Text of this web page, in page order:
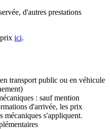
d'autres prestations
ici.
transport public ou en véhicule
: sauf mention
d'arrivée, les prix
mécaniques s'appliquent.